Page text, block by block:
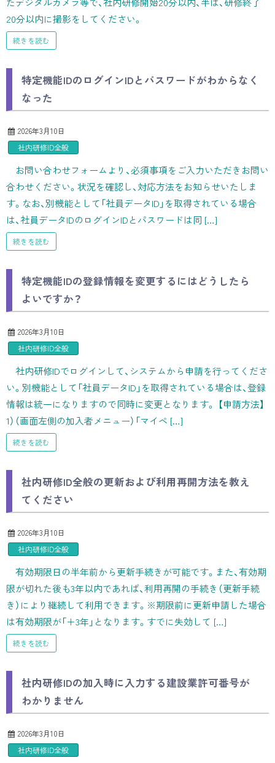
20分以内に撮影をしてください。
続きを読む
特定機能IDのログインIDとパスワードがわからなく
なった
2026年3月10日
社内研修ID全般
お問い合わせフォームより、必須事項をご入力いただきお問い
合わせください。状況を確認し、対応方法をお知らせいたしま
す。なお、別機能として「社員データID」を取得されている場合
は、社員データIDのログインIDとパスワードは同 […]
続きを読む
特定機能IDの登録情報を変更するにはどうしたら
よいですか？
2026年3月10日
社内研修ID全般
社内研修IDでログインして、システムから申請を行ってくださ
い。別機能として「社員データID」を取得されている場合は、登録
情報は統一になりますので同時に変更となります。 【申請方法】
1）（画面左側の加入者メニュー）「マイペ […]
続きを読む
社内研修ID全般の更新および利用再開方法を教え
てください
2026年3月10日
社内研修ID全般
有効期限日の半年前から更新手続きが可能です。また、有効期
限が切れた後も3年以内であれば、利用再開の手続き（更新手続
き）により継続して利用できます。※期限前に更新申請した場合
は有効期限が「＋3年」となります。すでに失効して […]
続きを読む
社内研修IDの加入時に入力する建設業許可番号が
わかりません
2026年3月10日
社内研修ID全般